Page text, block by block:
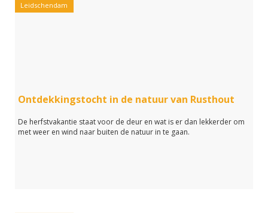
Leidschendam
Ontdekkingstocht in de natuur van Rusthout
De herfstvakantie staat voor de deur en wat is er dan lekkerder om
met weer en wind naar buiten de natuur in te gaan.